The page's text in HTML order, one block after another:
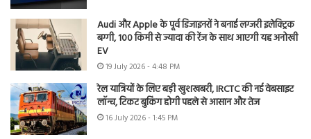
Audi और Apple के पूर्व डिजाइनरों ने बनाई लग्जरी इलेक्ट्रिक
बग्गी, 100 किमी से ज्यादा की रेंज के साथ आएगी यह अनोखी
EV
19 July 2026 - 4:48 PM
रेल यात्रियों के लिए बड़ी खुशखबरी, IRCTC की नई वेबसाइट
लॉन्च, टिकट बुकिंग होगी पहले से आसान और तेज
16 July 2026 - 1:45 PM